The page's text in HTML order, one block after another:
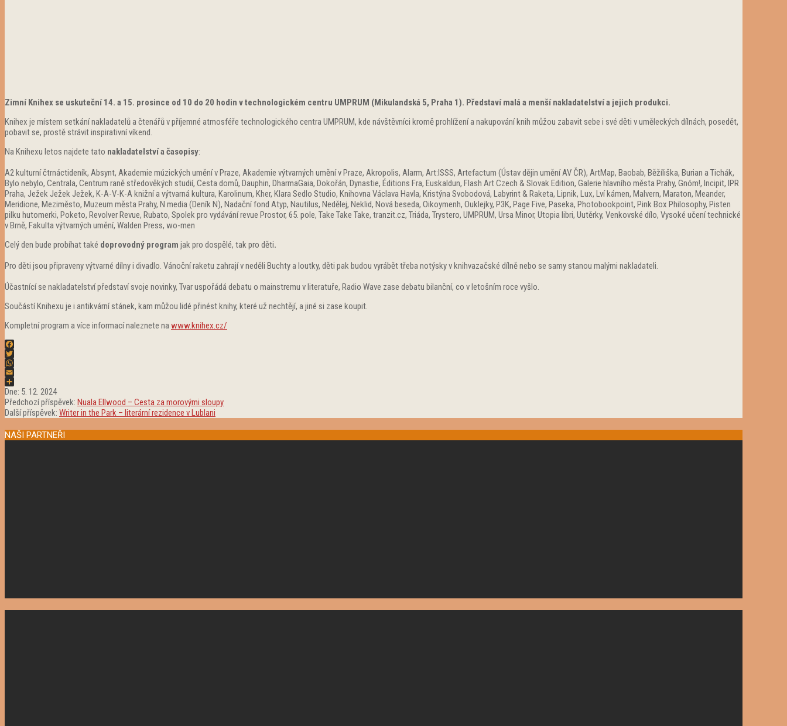
Zimní Knihex se uskuteční 14. a 15. prosince od 10 do 20 hodin v technologickém centru UMPRUM (Mikulandská 5, Praha 1). Představí malá a menší nakladatelství a jejich produkci.
Knihex je místem setkání nakladatelů a čtenářů v příjemné atmosféře technologického centra UMPRUM, kde návštěvníci kromě prohlížení a nakupování knih můžou zabavit sebe i své děti v uměleckých dílnách, posedět,
pobavit se, prostě strávit inspirativní víkend.
Na Knihexu letos najdete tato nakladatelství a časopisy:
A2 kulturní čtrnáctideník, Absynt, Akademie múzických umění v Praze, Akademie výtvarných umění v Praze, Akropolis, Alarm, Art:ISSS, Artefactum (Ústav dějin umění AV ČR), ArtMap, Baobab, Běžíliška, Burian a Tichák,
Bylo nebylo, Centrala, Centrum raně středověkých studií, Cesta domů, Dauphin, DharmaGaia, Dokořán, Dynastie, Éditions Fra, Euskaldun, Flash Art Czech & Slovak Edition, Galerie hlavního města Prahy, Gnóm!, Incipit, IPR
Praha, Ježek Ježek Ježek, K-A-V-K-A knižní a výtvarná kultura, Karolinum, Kher, Klara Sedlo Studio, Knihovna Václava Havla, Kristýna Svobodová, Labyrint & Raketa, Lipnik, Lux, Lví kámen, Malvern, Maraton, Meander,
Meridione, Meziměsto, Muzeum města Prahy, N media (Deník N), Nadační fond Atyp, Nautilus, Nedělej, Neklid, Nová beseda, Oikoymenh, Ouklejky, P3K, Page Five, Paseka, Photobookpoint, Pink Box Philosophy, Pisten
pilku hutomerki, Poketo, Revolver Revue, Rubato, Spolek pro vydávání revue Prostor, 65. pole, Take Take Take, tranzit.cz, Triáda, Trystero, UMPRUM, Ursa Minor, Utopia libri, Uutěrky, Venkovské dílo, Vysoké učení technické
v Brně, Fakulta výtvarných umění, Walden Press, wo-men
Celý den bude probíhat také doprovodný program jak pro dospělé, tak pro děti.
Pro děti jsou připraveny výtvarné dílny i divadlo. Vánoční raketu zahrají v neděli Buchty a loutky, děti pak budou vyrábět třeba notýsky v knihvazačské dílně nebo se samy stanou malými nakladateli.
Účastnící se nakladatelství představí svoje novinky, Tvar uspořádá debatu o mainstremu v literatuře, Radio Wave zase debatu bilanční, co v letošním roce vyšlo.
Součástí Knihexu je i antikvární stánek, kam můžou lidé přinést knihy, které už nechtějí, a jiné si zase koupit.
Kompletní program a více informací naleznete nawww.knihex.cz/
Facebook
Twitter
WhatsApp
Email
Share
2024-
12-
05
Dne: 5. 12. 2024
Předchozí příspěvek: Nuala Ellwood – Cesta za morovými sloupy
Další příspěvek: Writer in the Park – literární rezidence v Lublani
NAŠI PARTNEŘI